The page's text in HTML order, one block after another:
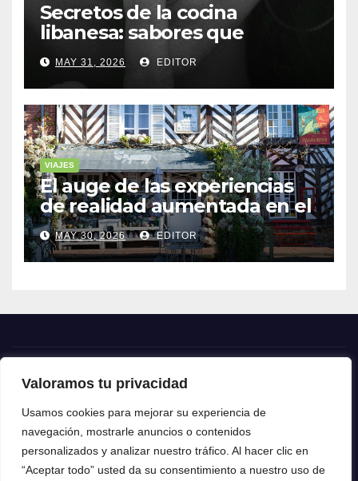
Valoramos tu privacidad
Usamos cookies para mejorar su experiencia de
navegación, mostrarle anuncios o contenidos
personalizados y analizar nuestro tráfico. Al hacer clic en
“Aceptar todo” usted da su consentimiento a nuestro uso de
Secretos de la cocina
libanesa: sabores que
cuentan historias
MAY 31, 2026 EDITOR
VIAJES
El auge de las experiencias
de realidad aumentada en el
turismo
MAY 30, 2026 EDITOR
Crónica24
Crónica 24